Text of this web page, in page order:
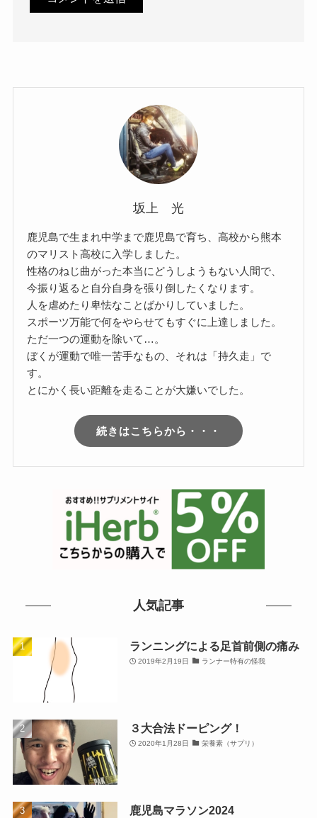
坂上 光
鹿児島で生まれ中学まで鹿児島で育ち、高校から熊本
のマリスト高校に入学しました。
性格のねじ曲がった本当にどうしようもない人間で、
今振り返ると自分自身を張り倒したくなります。
人を虐めたり卑怯なことばかりしていました。
スポーツ万能で何をやらせてもすぐに上達しました。
ただ一つの運動を除いて…。
ぼくが運動で唯一苦手なもの、それは「持久走」で
す。
とにかく長い距離を走ることが大嫌いでした。
続きはこちらから・・・
人気記事
ランニングによる足首前側の痛み
2019年2月19日 ランナー特有の怪我
３大合法ドーピング！
2020年1月28日 栄養素（サプリ）
鹿児島マラソン2024